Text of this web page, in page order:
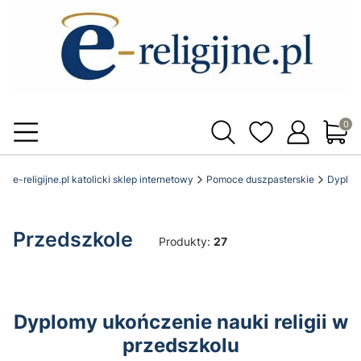
e-religijne.pl katolicki sklep internetowy Pomoce duszpasterskie
Przedszkole Produkty: 27
Dyplomy ukończenie nauki religii w
przedszkolu